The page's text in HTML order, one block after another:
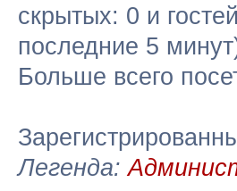
скрытых: 0 и
последние 5
Больше всего
Легенда: